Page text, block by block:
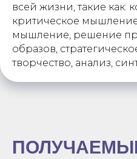
всей жизни, такие как:
критическое
мышление, решение
образов,
творчество, анализ,